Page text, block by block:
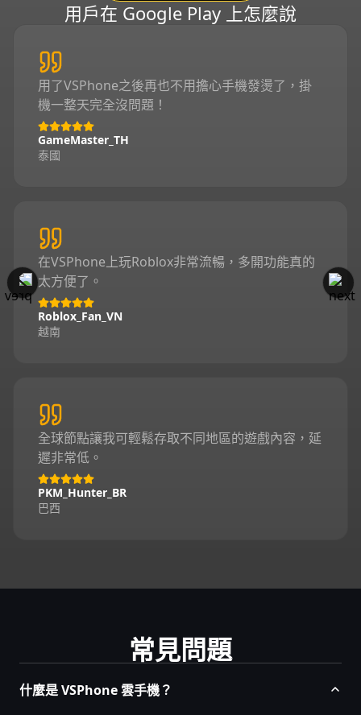
用戶在 Google Play 上怎麼說
用了VSPhone之後再也不用擔心手機發燙了，掛
機一整天完全沒問題！
GameMaster_TH
泰國
在VSPhone上玩Roblox非常流暢，多開功能真的
太方便了。
Roblox_Fan_VN
越南
全球節點讓我可輕鬆存取不同地區的遊戲內容，延
遲非常低。
PKM_Hunter_BR
巴西
常見問題
什麼是 VSPhone 雲手機？